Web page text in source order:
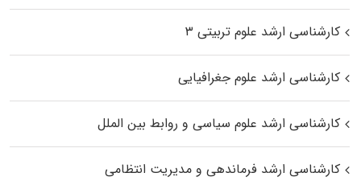
کارشناسی ارشد علوم تربیتی ۳
کارشناسی ارشد علوم جغرافیایی
کارشناسی ارشد علوم سیاسی و روابط بین الملل
کارشناسی ارشد فرماندهی و مدیریت انتظامی